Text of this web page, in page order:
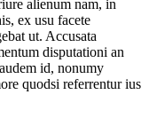
alienum nam, in
ex usu facete
ut. Accusata
disputationi an
id, nonumy
quodsi referrentur ius